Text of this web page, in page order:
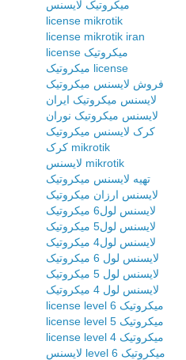
میکروتیک لایسنس
license mikrotik
license mikrotik iran
license میکروتیک
میکروتیک license
فروش لایسنس میکروتیک
لایسنس میکروتیک ایران
لایسنس میکروتیک نوران
کرک لایسنس میکروتیک
کرک mikrotik
لایسنس mikrotik
تهیه لایسنس میکروتیک
لایسنس ارزان میکروتیک
لایسنس لول6 میکروتیک
لایسنس لول5 میکروتیک
لایسنس لول4 میکروتیک
لایسنس لول 6 میکروتیک
لایسنس لول 5 میکروتیک
لایسنس لول 4 میکروتیک
license level 6 میکروتیک
license level 5 میکروتیک
license level 4 میکروتیک
لایسنس level 6 میکروتیک